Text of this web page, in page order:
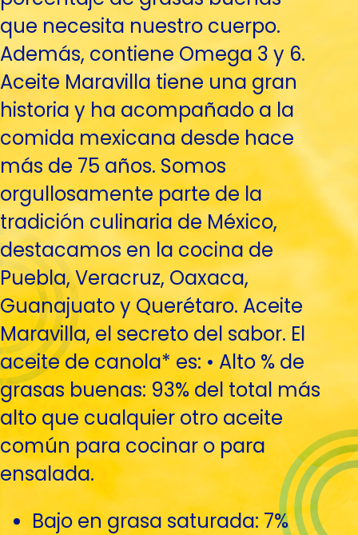
que necesita nuestro cuerpo.
Además, contiene Omega 3 y 6.
Aceite Maravilla tiene una gran
historia y ha acompañado a la
comida mexicana desde hace
más de 75 años. Somos
orgullosamente parte de la
tradición culinaria de México,
destacamos en la cocina de
Puebla, Veracruz, Oaxaca,
Guanajuato y Querétaro. Aceite
Maravilla, el secreto del sabor. El
aceite de canola* es: • Alto % de
grasas buenas: 93% del total más
alto que cualquier otro aceite
común para cocinar o para
ensalada.
Bajo en grasa saturada: 7%